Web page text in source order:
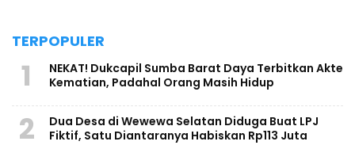
TERPOPULER
1
NEKAT! Dukcapil Sumba Barat Daya Terbitkan Akte
Kematian, Padahal Orang Masih Hidup
2
Dua Desa di Wewewa Selatan Diduga Buat LPJ
Fiktif, Satu Diantaranya Habiskan Rp113 Juta